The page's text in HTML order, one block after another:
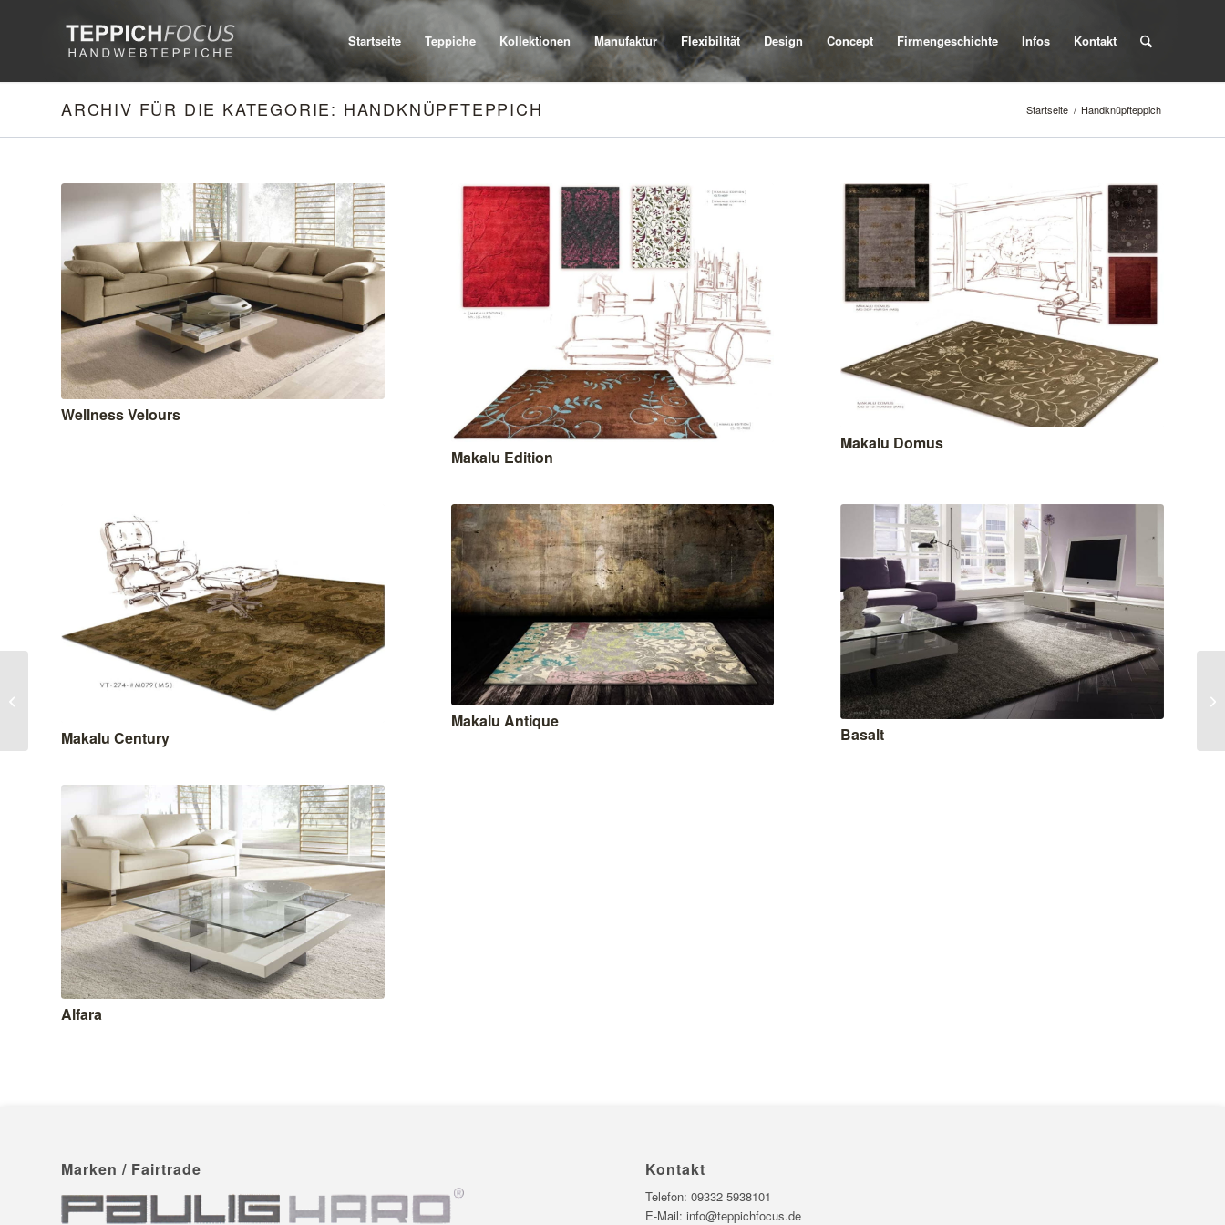
Startseite Teppiche Kollektionen Manufaktur Flexibilität Design Concept Firmengeschichte Infos Kontakt
ARCHIV FÜR DIE KATEGORIE: HANDKNÜPFTEPPICH Startseite / Handknüpfteppich
Wellness Velours
Makalu Edition
Makalu Domus
Makalu Century
Makalu Antique
Basalt
Alfara
Marken / Fairtrade Kontakt
Telefon:09332 5938101
E-Mail:info@teppichfocus.de